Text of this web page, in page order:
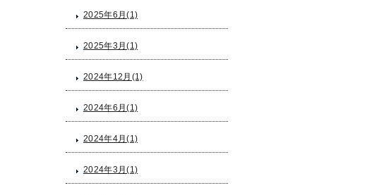
2025年6月(1)
2025年3月(1)
2024年12月(1)
2024年6月(1)
2024年4月(1)
2024年3月(1)